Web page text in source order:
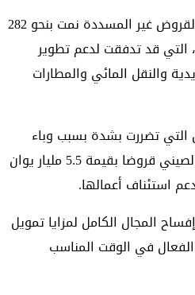
وأظهرت بيانات من البنك أن القروض غير المسددة نمت بنحو 282
التي قد تدفقت لدعم تطوير
والنقل المائي والمطارات
تضررت بشدة بسبب وباء
كوفيد-19، أصدر بنك التنمية الصيني قروضا بقيمة 5.5 مليار يوان
استئناف أعمالها.
المجال الكامل لمزايا تمويل
الفعال في الوقت المناسب